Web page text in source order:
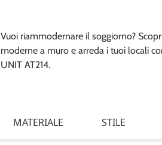
Vuoi riammodernare il soggiorno?
moderne a muro e arreda i tuoi locali
UNIT AT214.
MATERIALE STILE